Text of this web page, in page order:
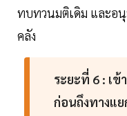
ทบทวนมติเดิม และอ
คลัง
ระยะที่ 6 : เข้
ก่อนถึงทางแย